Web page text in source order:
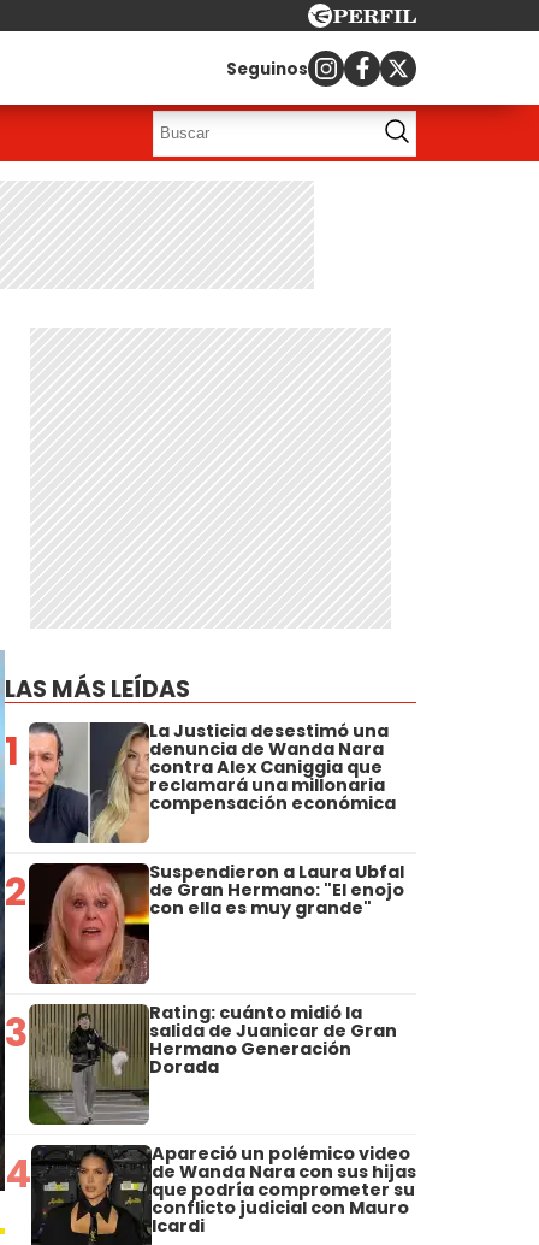
Seguinos
LAS MÁS LEÍDAS
1 La Justicia desestimó una
denuncia de Wanda Nara
contra Alex Caniggia que
reclamará una millonaria
compensación económica
2 Suspendieron a Laura Ubfal
de Gran Hermano: "El enojo
con ella es muy grande"
3 Rating: cuánto midió la
salida de Juanicar de Gran
Hermano Generación
Dorada
4 Apareció un polémico video
de Wanda Nara con sus hijas
que podría comprometer su
conflicto judicial con Mauro
Icardi